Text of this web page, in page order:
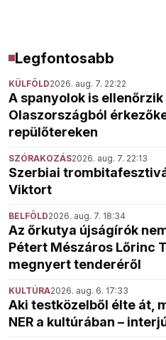
Legfontosabb
KÜLFÖLD2026. aug. 7. 22:22
A spanyolok is ellenőrzik
Olaszországból
repülőtereken
SZÓRAKOZÁS2026. aug. 7. 22:13
Szerbiai
Viktort
BELFÖLD2026. aug. 7. 18:34
Az őrkutya újságírók
Pétert Mészáros Lőrinc
megnyert tenderéről
KULTÚRA2026. aug. 6. 17:33
Aki testközelből élte át,
NER a kultúrában –